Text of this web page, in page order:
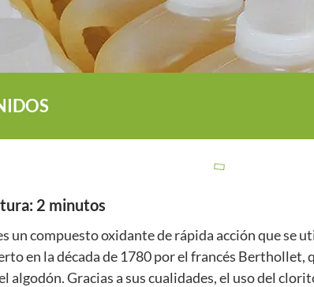
2 minutos
un compuesto oxidante de rápida acción que se
en la década de 1780 por el francés
algodón. Gracias a sus cualidades, el uso del